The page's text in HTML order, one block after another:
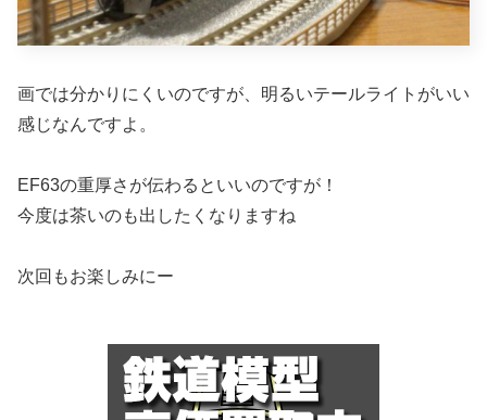
画では分かりにくいのですが、明るいテールライトがいい
感じなんですよ。
EF63の重厚さが伝わるといいのですが！
今度は茶いのも出したくなりますね
次回もお楽しみにー